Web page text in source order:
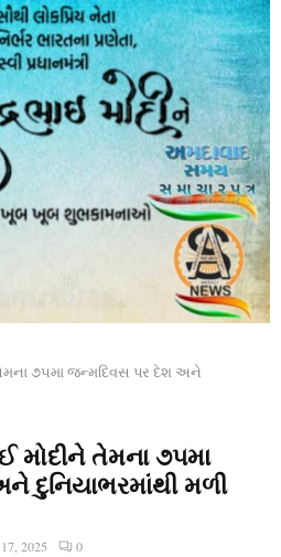
૭૫મા જન્મદિવસ પર દેશ અને
મોદીને તેમના ૭૫મા
દુનિયાભરમાંથી મળી
2025 0